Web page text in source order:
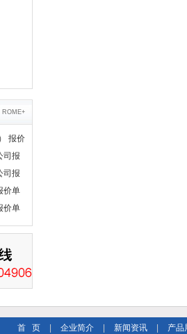
ROME+
报价
司报
司报
价单
价单
首 页 企业简介 新闻资讯 产品